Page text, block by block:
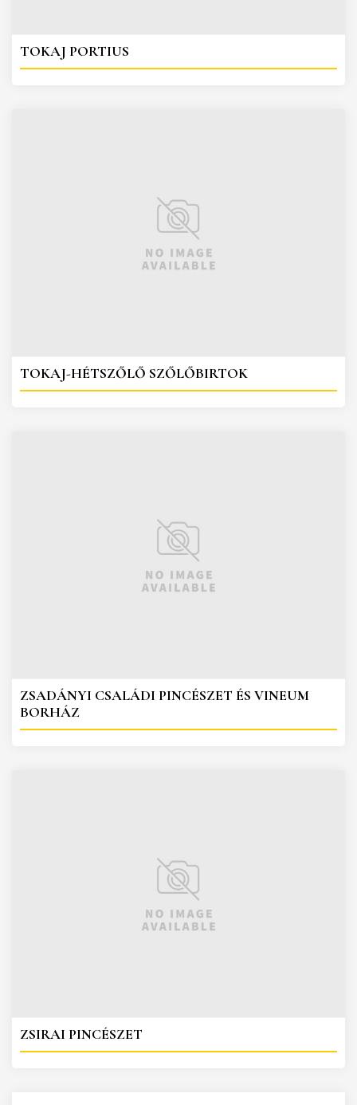
TOKAJ PORTIUS
TOKAJ-HÉTSZŐLŐ SZŐLŐBIRTOK
ZSADÁNYI CSALÁDI PINCÉSZET ÉS VINEUM
BORHÁZ
ZSIRAI PINCÉSZET